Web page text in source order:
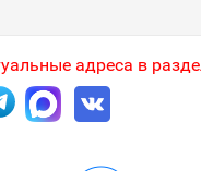
адреса в